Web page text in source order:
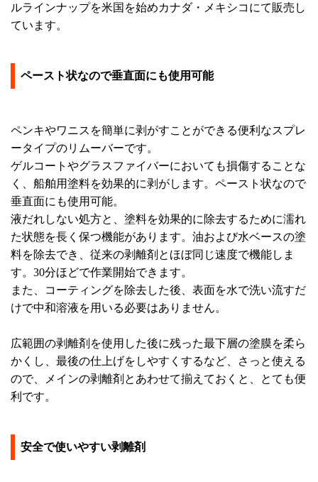
ルラインナップを米国を始めカナダ・メキシコにて販売し
ています。
ペースト状なので垂直面にも使用可能
ペンキやワニスを簡単に剥がすことができる便利なスプレ
ータイプのリムーバーです。
ゲルコートやグラスファイバーにおいても損傷することな
く、船舶用塗料を効果的に剥がします。ペースト状なので
垂直面にも使用可能。
液だれしない処方と、塗料を効果的に除去するために濡れ
た状態を長く保つ機能があります。油および水ベースの塗
料を除去でき、従来の剥離剤とほぼ同じ速度で機能しま
す。30分ほどで作業開始できます。
また、コーティングを除去した後、表面を水で洗い流すだ
けで中和溶液を用いる必要はありません。
広範囲の剥離剤を使用した後に残った最下層の塗膜を柔ら
かくし、最後の仕上げをしやすくするなど、さっと使える
ので、メインの剥離剤とあわせて揃えておくと、とても便
利です。
安全で使いやすい剥離剤